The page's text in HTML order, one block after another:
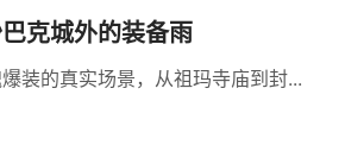
克城外的装备雨
装的真实场景，从祖玛寺庙到封...